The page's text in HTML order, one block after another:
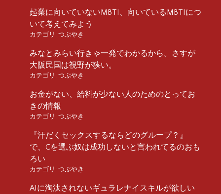
起業に向いていないMBTI、向いているMBTIにつ
いて考えてみよう
カテゴリ: つぶやき
みなとみらい行きゃ一発でわかるから。さすが
大阪民国は視野が狭い。
カテゴリ: つぶやき
お金がない、給料が少ない人のためのとってお
きの情報
カテゴリ: つぶやき
『汗だくセックスするならどのグループ？』
で、Cを選ぶ奴は成功しないと言われてるのおも
ろい
カテゴリ: つぶやき
AIに淘汰されないギュラレナイスキルが欲しい